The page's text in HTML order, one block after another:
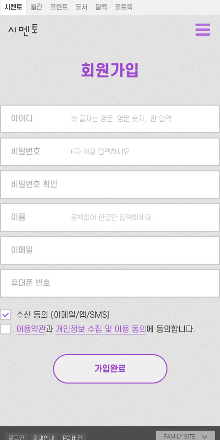
시멘토 월간 프린트 도서 달력 포토북
회원가입
아이디 첫 글자는 영문. 영문,숫자,_만 입력.
비밀번호 6자 이상 입력하세요.
비밀번호 확인
이름 공백없이 한글만 입력하세요.
이메일
휴대폰 번호
수신 동의 (이메일/앱/SMS)
이용약관과 개인정보 수집 및 이용 동의에 동의합니다.
로그인 결제안내 PC 버전 FAMILY SITE